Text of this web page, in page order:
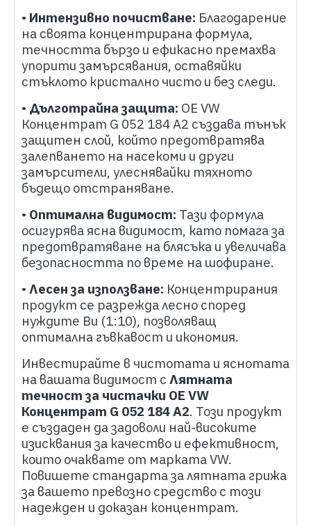
• Интензивно почистване: Благодарение
на своята концентрирана формула,
течността бързо и ефикасно премахва
упорити замърсявания, оставяйки
стъклото кристално чисто и без следи.
• Дълготрайна защита: OE VW
Концентрат G 052 184 A2 създава тънък
защитен слой, който предотвратява
залепването на насекоми и други
замърсители, улеснявайки тяхното
бъдещо отстраняване.
• Оптимална видимост: Тази формула
осигурява ясна видимост, като помага за
предотвратяване на блясъка и увеличава
безопасността по време на шофиране.
• Лесен за използване: Концентрирания
продукт се разрежда лесно според
нуждите Ви (1:10), позволяващ
оптимална гъвкавост и икономия.
Инвестирайте в чистотата и яснотата
на вашата видимост с Лятната
течност за чистачки OE VW
Концентрат G 052 184 A2. Този продукт
е създаден да задоволи най-високите
изисквания за качество и ефективност,
които очаквате от марката VW.
Повишете стандарта за лятната грижа
за вашето превозно средство с този
надежден и доказан концентрат.